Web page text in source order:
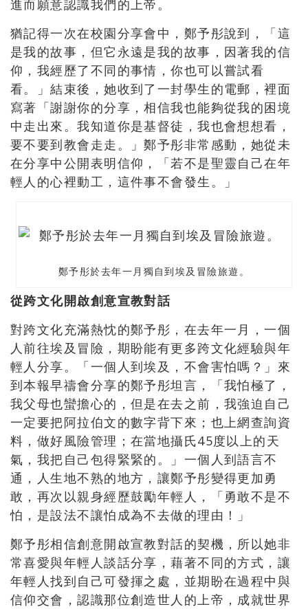
進而願意認識我們的上帝。
猶記得一次在校園分享會中，鄭予彤說到，「這
是我的故事，但它永遠是我的故事，因著我的信
仰，我經歷了不同的事情，你也可以嘗試看
看。」結束後，她收到了一封學生的電郵，裡面
寫著「謝謝你的分享，相信我也能夠從我的困境
中走出來。我知道你是基督徒，我也會想想看，
要不要到教會走走。」鄭予彤非常感動，她從未
在分享中公開表明信仰，「若不是聖靈自己在年
輕人的心裡動工，這件事不會發生。」
鄭予彤於去年一月獨自到埃及冒險旅遊。
從跨文化開啟創意宣教對話
對跨文化充滿熱忱的鄭予彤，在去年一月，一個
人前往埃及冒險，期盼能有更多跨文化經驗與年
輕人分享。「一個人到埃及，不會害怕嗎？」來
到本報早禱會分享的鄭予彤坦言，「我怕極了，
我父母也蠻擔心的，但是在去之前，我強迫自己
一定要把阿拉伯文的數字背下來；也上網查詢資
料，做好風險管理；在當地攝氏45度以上的天
氣，我把自己包得緊緊的。」一個人到語言不
通，人生地不熟的地方，讓鄭予彤變得更加勇
敢，再次以親身經歷鼓勵年輕人，「勇敢不是不
怕，是設法不讓怕成為不去做的理由！」
鄭予彤相信創意開啟宣教對話的契機，所以她非
常喜愛與年輕人談話分享，藉著不同的方式，讓
年輕人找到自己可發揮之處，並期盼在過程中與
信仰交會，認識那位創造世人的上帝，成就世界